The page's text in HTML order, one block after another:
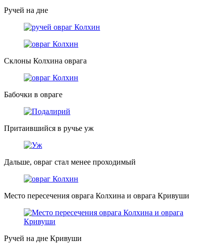
Ручей на дне
Склоны Колхина оврага
Бабочки в овраге
Притаившийся в ручье уж
Дальше, овраг стал менее проходимый
Место пересечения оврага Колхина и оврага Кривуши
Ручей на дне Кривуши